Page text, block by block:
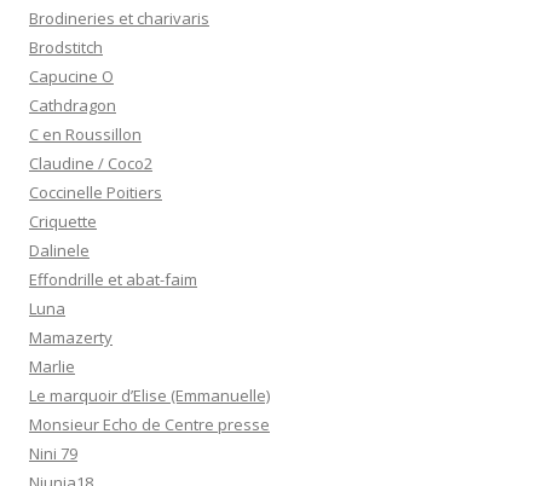
Brodineries et charivaris
Brodstitch
Capucine O
Cathdragon
C en Roussillon
Claudine / Coco2
Coccinelle Poitiers
Criquette
Dalinele
Effondrille et abat-faim
Luna
Mamazerty
Marlie
Le marquoir d’Elise (Emmanuelle)
Monsieur Echo de Centre presse
Nini 79